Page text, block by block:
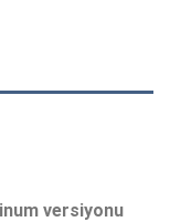
versiyonu